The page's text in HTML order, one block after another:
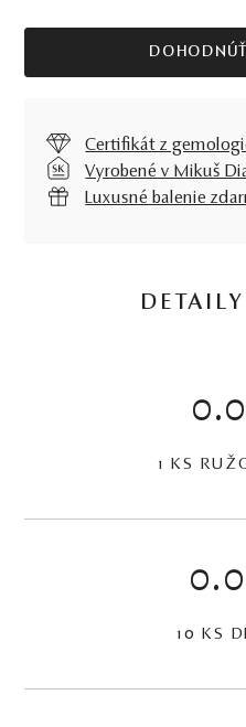
DOHODNÚŤ
Certifikát z
Vyrobené v Mikuš
Luxusné balenie
1 KS
10 KS